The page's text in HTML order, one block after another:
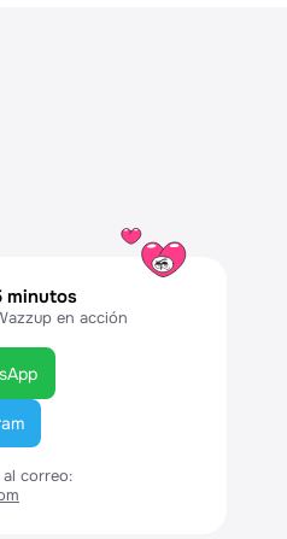
minutos
en acción
correo: